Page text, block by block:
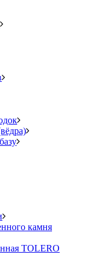
камня
TOLERO